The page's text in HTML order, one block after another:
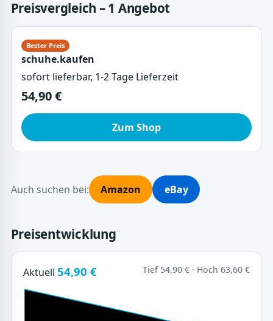
Preisvergleich – 1 Angebot
schuhe.kaufen
sofort lieferbar, 1-2 Tage Lieferzeit
54,90 €
Zum Shop
Auch suchen bei: Amazon eBay
Preisentwicklung
Aktuell 54,90 € Tief 54,90 € · Hoch 63,60 €